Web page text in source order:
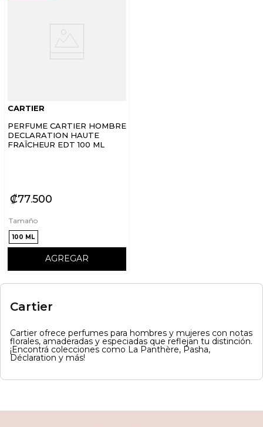
CARTIER
PERFUME CARTIER HOMBRE
DECLARATION HAUTE
FRAÎCHEUR EDT 100 ML
₡77500
Tamaño
100 ML
AGREGAR
Cartier
Cartier ofrece perfumes para hombres y mujeres con notas
florales, amaderadas y especiadas que reflejan tu distinción.
¡Encontrá colecciones como La Panthère, Pasha,
Déclaration y más!